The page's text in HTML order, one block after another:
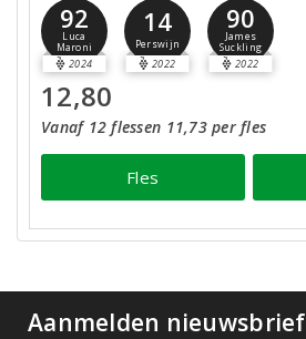
92
Luca
Maroni
2024
14
Perswijn
2022
90
James
Suckling
2022
12,80
Vanaf 12 flessen 11,73 per fles
Fles
Aanmelden nieuwsbrief